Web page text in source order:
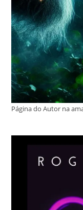
Página do Autor na